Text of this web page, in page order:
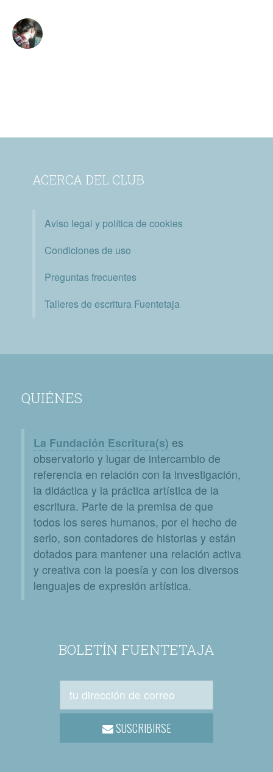
ACERCA DEL CLUB
Aviso legal y política de cookies
Condiciones de uso
Preguntas frecuentes
Talleres de escritura Fuentetaja
QUIÉNES
La Fundación Escritura(s) es
observatorio y lugar de intercambio de
referencia en relación con la investigación,
la didáctica y la práctica artística de la
escritura. Parte de la premisa de que
todos los seres humanos, por el hecho de
serlo, son contadores de historias y están
dotados para mantener una relación activa
y creativa con la poesía y con los diversos
lenguajes de expresión artística.
BOLETÍN FUENTETAJA
SUSCRIBIRSE